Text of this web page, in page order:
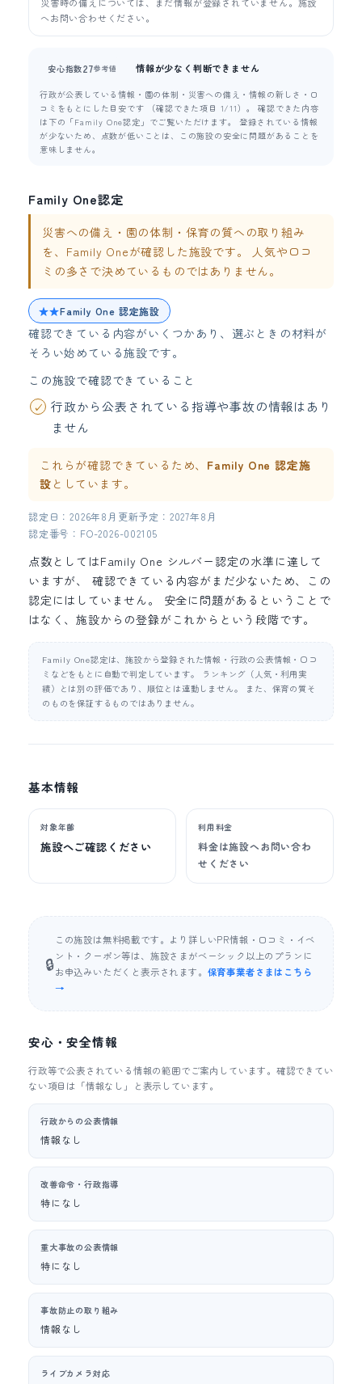
へお問い合わせください。
安心指数27参考値 情報が少なく判断できません
行政が公表している情報・園の体制・災害への備え・情報の新しさ・口
コミをもとにした目安です （確認できた項目 1/11）。 確認できた内容
は下の「Family One認定」でご覧いただけます。 登録されている情報
が少ないため、点数が低いことは、この施設の安全に問題があることを
意味しません。
Family One認定
災害への備え・園の体制・保育の質への取り組み
を、Family Oneが確認した施設です。 人気や口コ
ミの多さで決めているものではありません。
★★Family One 認定施設
確認できている内容がいくつかあり、選ぶときの材料が
そろい始めている施設です。
この施設で確認できていること
行政から公表されている指導や事故の情報はあり
ません
これらが確認できているため、 Family One 認定施
設 としています。
認定日：2026年8月 更新予定：2027年8月
認定番号：FO-2026-002105
点数としてはFamily One シルバー認定の水準に達して
いますが、 確認できている内容がまだ少ないため、この
認定にはしていません。 安全に問題があるということで
はなく、施設からの登録がこれからという段階です。
Family One認定は、施設から登録された情報・行政の公表情報・口コ
ミなどをもとに自動で判定しています。 ランキング（人気・利用実
績）とは別の評価であり、順位とは連動しません。 また、保育の質そ
のものを保証するものではありません。
基本情報
対象年齢
施設へご確認ください
利用料金
料金は施設へお問い合わ
せください
🔒
この施設は無料掲載です。より詳しいPR情報・口コミ・イベ
ント・クーポン等は、施設さまがベーシック以上のプランに
お申込みいただくと表示されます。 保育事業者さまはこちら
→
安心・安全情報
行政等で公表されている情報の範囲でご案内しています。確認できてい
ない項目は「情報なし」と表示しています。
行政からの公表情報
情報なし
改善命令・行政指導
特になし
重大事故の公表情報
特になし
事故防止の取り組み
情報なし
ライブカメラ対応